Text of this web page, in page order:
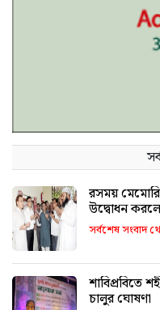
রসময়
উদ্বোধন
সর্বশেষ সংবাদ
শাবিপ্রবিতে
চালুর ঘোষণা